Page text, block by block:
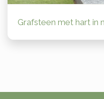
Grafsteen met hart in